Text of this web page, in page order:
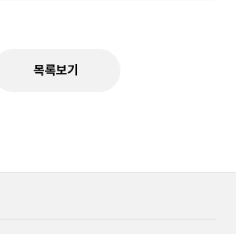
목록보기